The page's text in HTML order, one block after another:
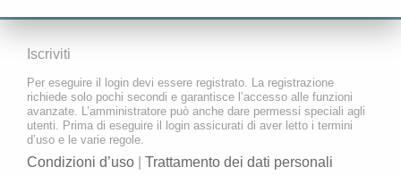
Iscriviti
Per eseguire il login devi essere registrato. La registrazione
richiede solo pochi secondi e garantisce l’accesso alle funzioni
avanzate. L’amministratore può anche dare permessi speciali agli
utenti. Prima di eseguire il login assicurati di aver letto i termini
d’uso e le varie regole.
Condizioni d’uso Trattamento dei dati personali